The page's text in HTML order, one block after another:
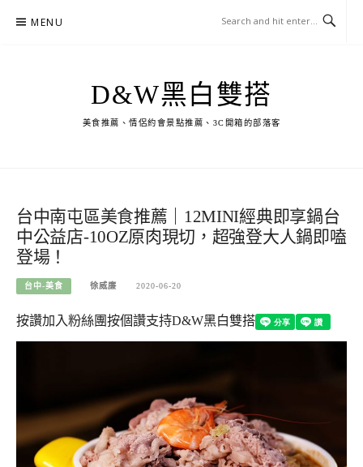
MENU
D&W黑白雙搭
美食推薦、情侶約會景點推薦、3C開箱的部落客
台中南屯區美食推薦｜12MINI經典即享鍋台
中公益店-10OZ原肉現切，超強登大人鍋即嗑
登場！
台中-美食 徐威廉 2020-06-20
按讚加入粉絲團按個讚支持D&W黑白雙搭